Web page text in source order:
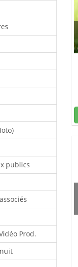
publics
Prod.